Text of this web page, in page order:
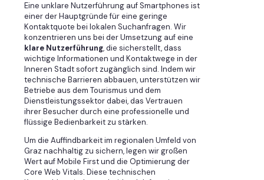
Eine unklare Nutzerführung auf Smartphones ist
einer der Hauptgründe für eine geringe
Kontaktquote bei lokalen Suchanfragen. Wir
konzentrieren uns bei der Umsetzung auf eine
klare Nutzerführung, die sicherstellt, dass
wichtige Informationen und Kontaktwege in der
Inneren Stadt sofort zugänglich sind. Indem wir
technische Barrieren abbauen, unterstützen wir
Betriebe aus dem Tourismus und dem
Dienstleistungssektor dabei, das Vertrauen
ihrer Besucher durch eine professionelle und
flüssige Bedienbarkeit zu stärken.
Um die Auffindbarkeit im regionalen Umfeld von
Graz nachhaltig zu sichern, legen wir großen
Wert auf Mobile First und die Optimierung der
Core Web Vitals. Diese technischen